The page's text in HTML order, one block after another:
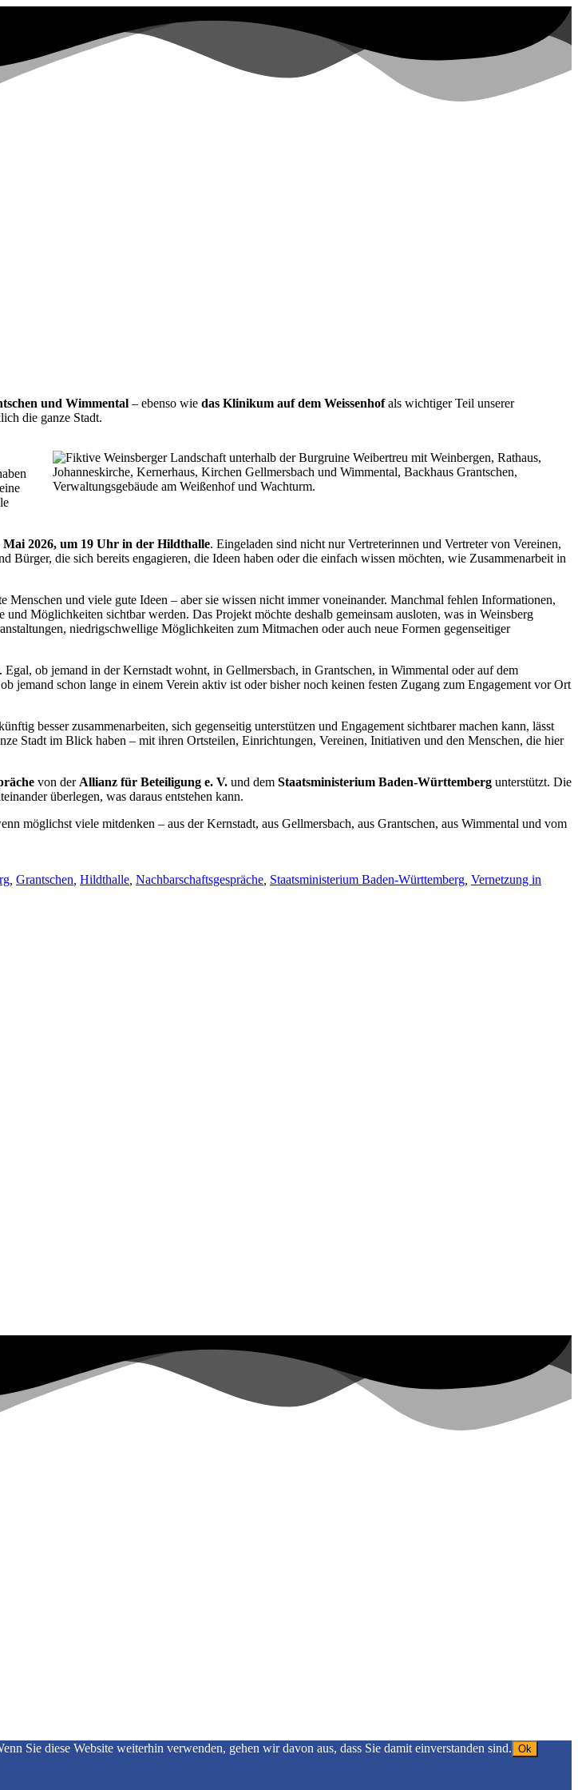
und Wimmental – ebenso wie das Klinikum auf dem Weissenhofals wichtiger Teil unserer
die ganze Stadt.
Mai 2026, um 19 Uhr in der Hildthalle. Eingeladen sind nicht nur Vertreterinnen und Vertreter von Vereinen,
die sich bereits engagieren, die Ideen haben oder die einfach wissen möchten, wie Zusammenarbeit in
und viele gute Ideen – aber sie wissen nicht immer voneinander. Manchmal fehlen Informationen,
Möglichkeiten sichtbar werden. Das Projekt möchte deshalb gemeinsam ausloten, was in Weinsberg
niedrigschwellige Möglichkeiten zum Mitmachen oder auch neue Formen gegenseitiger
ob jemand in der Kernstadt wohnt, in Gellmersbach, in Grantschen, in Wimmental oder auf dem
jemand schon lange in einem Verein aktiv ist oder bisher noch keinen festen Zugang zum Engagement vor Ort
besser zusammenarbeiten, sich gegenseitig unterstützen und Engagement sichtbarer machen kann, lässt
Stadt im Blick haben – mit ihren Ortsteilen, Einrichtungen, Vereinen, Initiativen und den Menschen, die hier
von der Allianz für Beteiligung e. V. und dem Staatsministerium Baden-Württemberg unterstützt. Die
überlegen, was daraus entstehen kann.
möglichst viele mitdenken – aus der Kernstadt, aus Gellmersbach, aus Grantschen, aus Wimmental und vom
Grantschen Hildthalle Nachbarschaftsgespräche Staatsministerium Baden-Württemberg Vernetzung in
Sie diese Website weiterhin verwenden, gehen wir davon aus, dass Sie damit einverstanden sind. Ok